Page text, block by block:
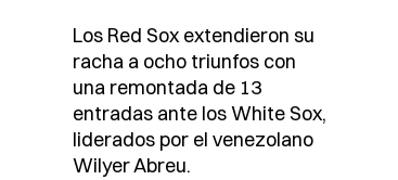
Los Red Sox extendieron su
racha a ocho triunfos con
una remontada de 13
entradas ante los White Sox,
liderados por el venezolano
Wilyer Abreu.